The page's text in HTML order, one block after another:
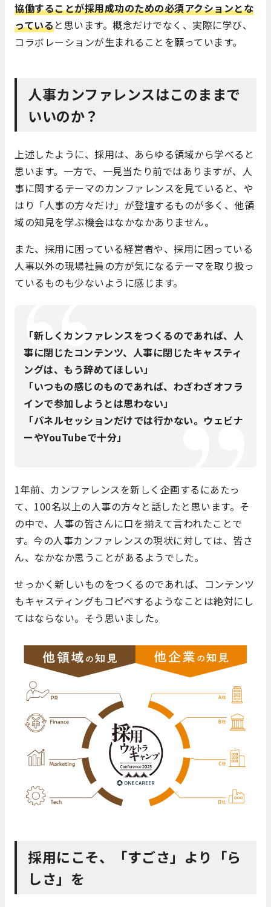
協働することが採用成功のための必須アクションとな
っていると思います。概念だけでなく、実際に学び、
コラボレーションが生まれることを願っています。
人事カンファレンスはこのままで
いいのか？
上述したように、採用は、あらゆる領域から学べると
思います。一方で、一見当たり前ではありますが、人
事に関するテーマのカンファレンスを見ていると、や
はり「人事の方々だけ」が登壇するものが多く、他領
域の知見を学ぶ機会はなかなかありません。
また、採用に困っている経営者や、採用に困っている
人事以外の現場社員の方が気になるテーマを取り扱っ
ているものも少ないように感じます。
「新しくカンファレンスをつくるのであれば、人
事に閉じたコンテンツ、人事に閉じたキャスティ
ングは、もう辞めてほしい」
「いつもの感じのものであれば、わざわざオフラ
インで参加しようとは思わない」
「パネルセッションだけでは行かない。ウェビナ
ーやYouTubeで十分」
1年前、カンファレンスを新しく企画するにあたっ
て、100名以上の人事の方々と話したと思います。そ
の中で、人事の皆さんに口を揃えて言われたことで
す。今の人事カンファレンスの現状に対しては、皆さ
ん、なかなか思うことがあるようでした。
せっかく新しいものをつくるのであれば、コンテンツ
もキャスティングもコピペするようなことは絶対にし
てはならない。そう思いました。
採用にこそ、「すごさ」より「ら
しさ」を